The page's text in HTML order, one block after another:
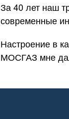
За 40 лет наш
современные
Настроение в
МОСГАЗ мне